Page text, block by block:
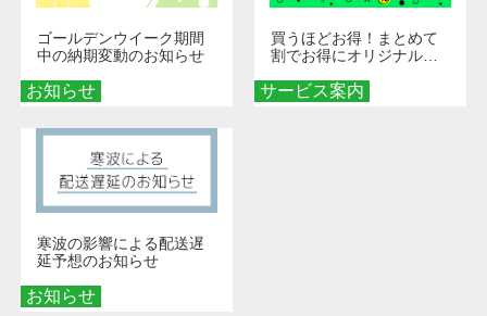
お知らせ
ゴールデンウイーク期間
中の納期変動のお知らせ
サービス案内
買うほどお得！まとめて
割でお得にオリジナルグ
お知らせ
寒波の影響による配送遅
延予想のお知らせ